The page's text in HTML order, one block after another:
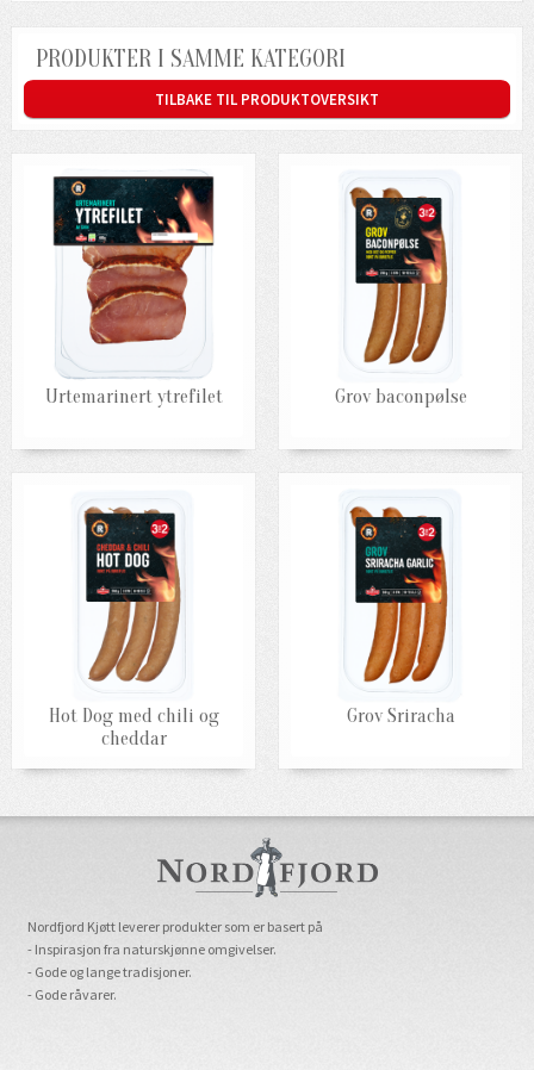
PRODUKTER I SAMME KATEGORI
TILBAKE TIL PRODUKTOVERSIKT
Urtemarinert ytrefilet Grov baconpølse
Hot Dog med chili og
cheddar
Grov Sriracha
Nordfjord Kjøtt leverer produkter som er basert på
- Inspirasjon fra naturskjønne omgivelser.
- Gode og lange tradisjoner.
- Gode råvarer.